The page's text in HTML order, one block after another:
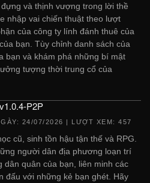
và thịnh vượng trong lời thề
nhập vai chiến thuật theo lượt
của công ty lính đánh thuê của
bạn. Tùy chỉnh danh sách của
bạn và khám phá những bí mật
tượng thời trung cổ của
P2P
24/07/2026 | LƯỢT XEM: 457
cũ, sinh tồn hậu tận thế và RPG.
người dân địa phương loạn trí
dân quân của bạn, liên minh các
đấu với những kẻ bạn ghét. Hãy